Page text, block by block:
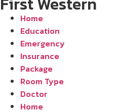
Home
Education
Emergency
Insurance
Package
Room Type
Doctor
Home